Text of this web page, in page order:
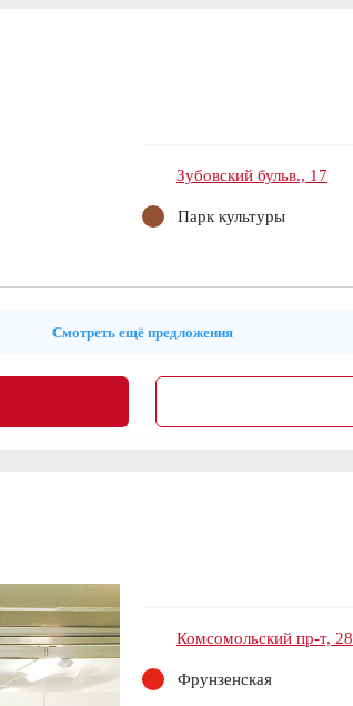
Зубовский бульв., 17
Парк культуры
Смотреть ещё предложения
Комсомольский пр-т, 28
Фрунзенская